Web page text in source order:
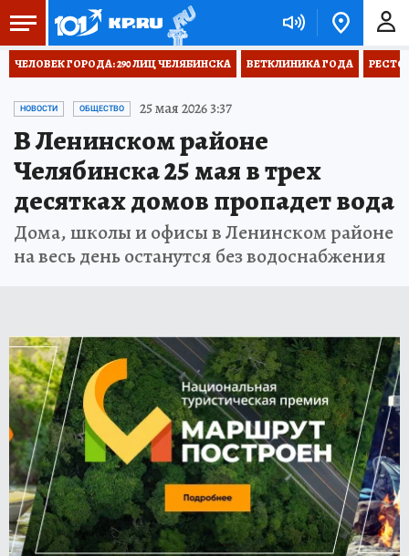
ЧЕЛОВЕК ГОРОДА: 290 ЛИЦ ЧЕЛЯБИНСКА ВЕТКЛИНИКА ГОДА
НОВОСТИ ОБЩЕСТВО 25 мая 2026 3:37
В Ленинском районе
Челябинска 25 мая в трех
десятках домов пропадет вода
Дома, школы и офисы в Ленинском районе
на весь день останутся без водоснабжения